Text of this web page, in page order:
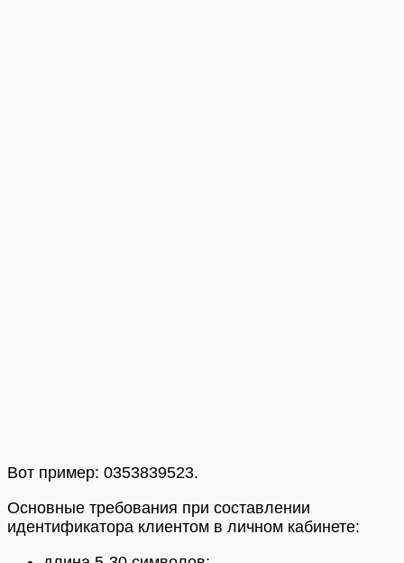
Вот пример: 0353839523.
Основные требования при составлении
идентификатора клиентом в личном кабинете: